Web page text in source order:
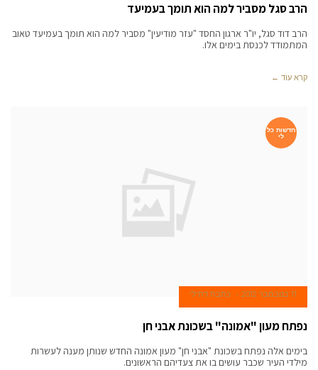
הרב סגל מסביר למה הוא תומך בעמיעד
הרב דוד סגל, יו"ר ארגון החסד "עזר מודיעין" מסביר למה הוא תומך בעמיעד טאוב
המתמודד לכנסת בימים אלו.
קרא עוד ←
חדשות כל
לי
11 בנובמבר 2012 כתבת דתילי
נפתח מעון "אמונה" בשכונת אבני חן
בימים אלה נפתח בשכונת "אבני חן" מעון אמונה החדש שנותן מענה לעשרות
מילדי העיר שכבר עושים בו את צעדיהם הראשונים.